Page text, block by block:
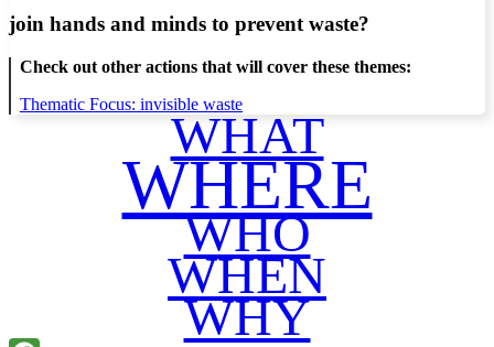
join hands and minds to prevent waste?
Check out other actions that will cover these themes:
Thematic Focus: invisible waste
WHAT
WHERE
WHO
WHEN
WHY